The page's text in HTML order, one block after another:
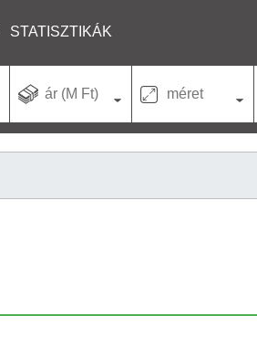
STATISZTIKÁK
ár (M Ft) méret